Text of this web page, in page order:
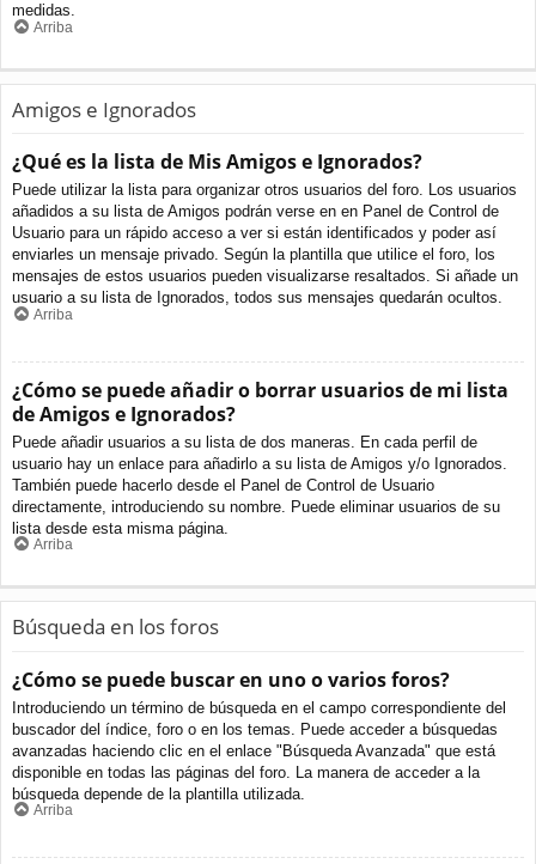
medidas.
Arriba
Amigos e Ignorados
¿Qué es la lista de Mis Amigos e Ignorados?
Puede utilizar la lista para organizar otros usuarios del foro. Los usuarios
añadidos a su lista de Amigos podrán verse en en Panel de Control de
Usuario para un rápido acceso a ver si están identificados y poder así
enviarles un mensaje privado. Según la plantilla que utilice el foro, los
mensajes de estos usuarios pueden visualizarse resaltados. Si añade un
usuario a su lista de Ignorados, todos sus mensajes quedarán ocultos.
Arriba
¿Cómo se puede añadir o borrar usuarios de mi lista
de Amigos e Ignorados?
Puede añadir usuarios a su lista de dos maneras. En cada perfil de
usuario hay un enlace para añadirlo a su lista de Amigos y/o Ignorados.
También puede hacerlo desde el Panel de Control de Usuario
directamente, introduciendo su nombre. Puede eliminar usuarios de su
lista desde esta misma página.
Arriba
Búsqueda en los foros
¿Cómo se puede buscar en uno o varios foros?
Introduciendo un término de búsqueda en el campo correspondiente del
buscador del índice, foro o en los temas. Puede acceder a búsquedas
avanzadas haciendo clic en el enlace "Búsqueda Avanzada" que está
disponible en todas las páginas del foro. La manera de acceder a la
búsqueda depende de la plantilla utilizada.
Arriba